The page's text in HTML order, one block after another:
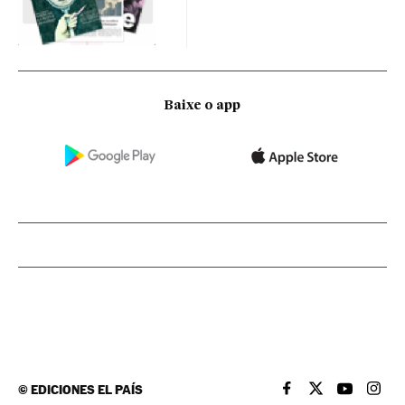
Baixe o app
©EDICIONES EL PAÍS EL PAÍS BRASIL EN
EL PAÍSEL PAÍS
EL